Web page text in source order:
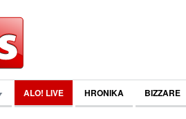
ALO! LIVE HRONIKA BIZZARE